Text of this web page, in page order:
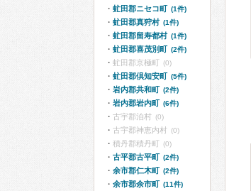
虻田郡ニセコ町 (1件)
虻田郡真狩村 (1件)
虻田郡留寿都村 (1件)
虻田郡喜茂別町 (2件)
虻田郡京極町 (0)
虻田郡倶知安町 (5件)
岩内郡共和町 (2件)
岩内郡岩内町 (6件)
古宇郡泊村 (0)
古宇郡神恵内村 (0)
積丹郡積丹町 (0)
古平郡古平町 (2件)
余市郡仁木町 (2件)
余市郡余市町 (11件)